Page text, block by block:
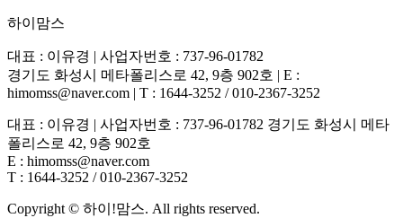
하이맘스
대표 : 이유경 | 사업자번호 : 737-96-01782
경기도 화성시 메타폴리스로 42, 9층 902호 | E :
himomss@naver.com | T : 1644-3252 / 010-2367-3252
대표 : 이유경 | 사업자번호 : 737-96-01782 경기도 화성시 메타
폴리스로 42, 9층 902호
E : himomss@naver.com
T : 1644-3252 / 010-2367-3252
Copyright © 하이!맘스. All rights reserved.